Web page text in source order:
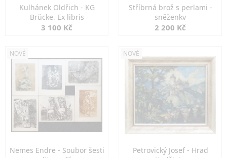
Kulhánek Oldřich - KG
Brücke, Ex libris
3 100 Kč
Stříbrná brož s perlami -
sněženky
2 200 Kč
NOVÉ
Nemes Endre - Soubor šesti
NOVÉ
Petrovický Josef - Hrad